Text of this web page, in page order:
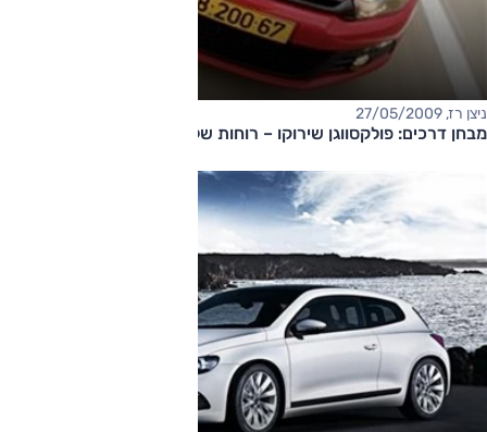
ניצן רז, 27/05/2009
מבחן דרכים: פולקסווגן שירוקו – רוחות של שמרנות